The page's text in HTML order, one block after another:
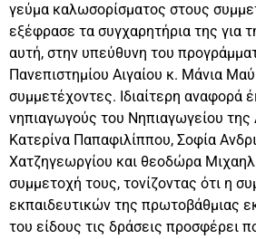
γεύμα καλωσορίσματος στους
εξέφρασε τα συγχαρητήρια της για
αυτή, στην υπεύθυνη του
Πανεπιστημίου Αιγαίου κ. Μάνια
συμμετέχοντες. Ιδιαίτερη αναφορά
νηπιαγωγούς του Νηπιαγωγείου της
Κατερίνα Παπαφιλίππου, Σοφία
Χατζηγεωργίου και θεοδώρα
συμμετοχή τους, τονίζοντας ότι η
εκπαιδευτικών της πρωτοβάθμιας
του είδους τις δράσεις προσφέρει